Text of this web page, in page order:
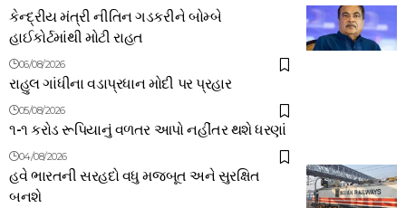
કેન્દ્રીય મંત્રી નીતિન ગડકરીને બોમ્બે
હાઈકોર્ટમાંથી મોટી રાહત
06/08/2026
રાહુલ ગાંધીના વડાપ્રધાન મોદી પર પ્રહાર
05/08/2026
૧-૧ કરોડ રૂપિયાનું વળતર આપો નહીંતર થશે ધરણાં
04/08/2026
હવે ભારતની સરહદો વધુ મજબૂત અને સુરક્ષિત
બનશે